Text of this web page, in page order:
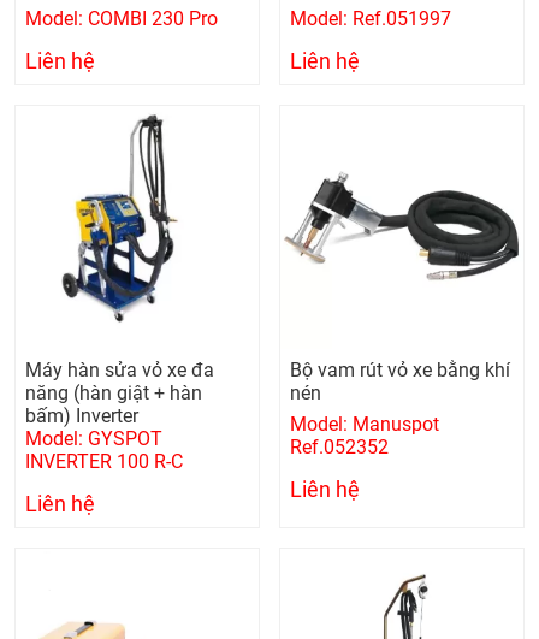
Model: COMBI 230 Pro
Liên hệ
Model: Ref.051997
Liên hệ
Máy hàn sửa vỏ xe đa
năng (hàn giật + hàn
bấm) Inverter
Model: GYSPOT
INVERTER 100 R-C
Liên hệ
Bộ vam rút vỏ xe bằng khí
nén
Model: Manuspot
Ref.052352
Liên hệ